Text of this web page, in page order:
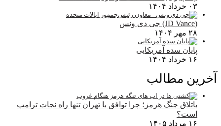
۰۳ خرداد ۱۴۰۴
(JD Vance) جی دی ونس
۲۸ مهر ۱۴۰۴
پایان سده آمریکایی
۱۶ خرداد ۱۴۰۴
آخرین مطالب
باتلاق جنگ هرمز؛ چرا توافق با تهران تنها راه نجات ترامپ
است؟
۱۶ مرداد ۱۴۰۵